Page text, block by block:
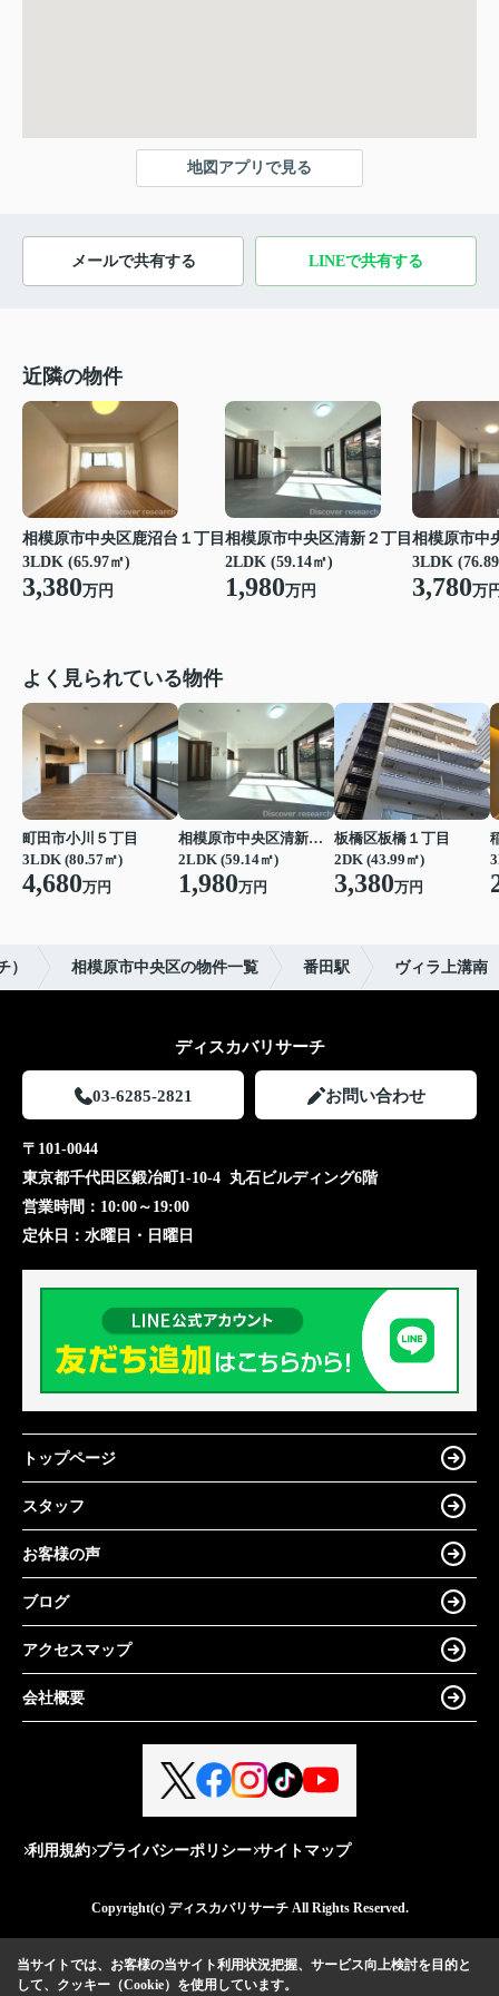
地図アプリで見る
メールで共有する LINEで共有する
近隣の物件
相模原市中央区鹿沼台１丁目
3LDK (65.97㎡)
3,380万円
相模原市中央区清新２丁目
2LDK (59.14㎡)
1,980万円
相模原市中
3LDK
3,780万
よく見られている物件
町田市小川５丁目
3LDK (80.57㎡)
4,680万円
相模原市中央区清新２丁目
2LDK (59.14㎡)
1,980万円
板橋区板橋１丁目
2DK (43.99㎡)
3,380万円
） 相模原市中央区の物件一覧 番田駅 ヴィラ上溝南
ディスカバリサーチ
03-6285-2821 お問い合わせ
〒101-0044
東京都千代田区鍛冶町1-10-4 丸石ビルディング6階
営業時間： 10:00～19:00
定休日： 水曜日・日曜日
トップページ
スタッフ
お客様の声
ブログ
アクセスマップ
会社概要
利用規約 プライバシーポリシー サイトマップ
Copyright(c) ディスカバリサーチ All Rights Reserved.
当サイトでは、お客様の当サイト利用状況把握、サービス向上検討を目的と
して、クッキー（Cookie）を使用しています。